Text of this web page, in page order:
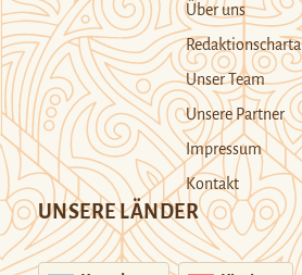
Über uns
Redaktionscharta
Unser Team
Unsere Partner
Impressum
Kontakt
UNSERE LÄNDER